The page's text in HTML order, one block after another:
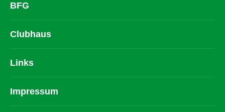
BFG
Clubhaus
Links
Impressum